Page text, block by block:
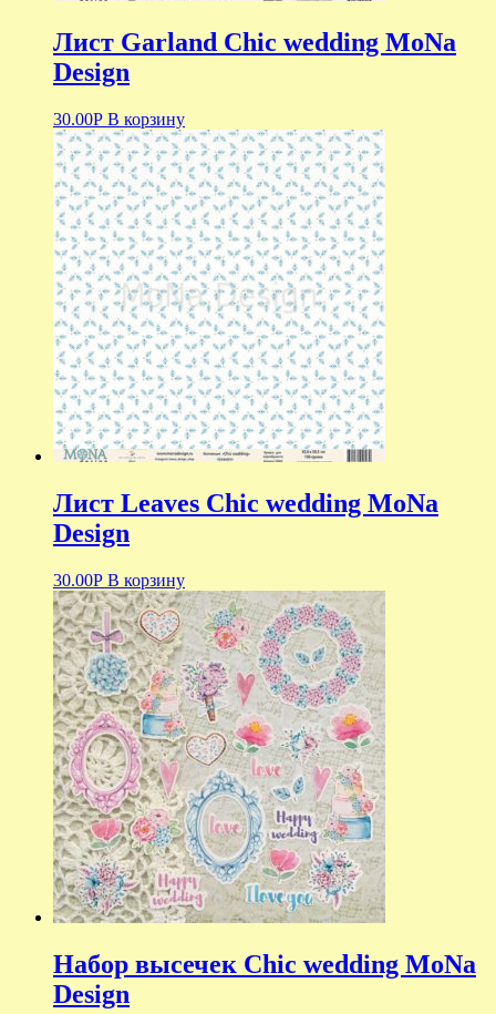
Лист Garland Chic wedding MoNa
Design
30.00Р В корзину
Лист Leaves Chic wedding MoNa
Design
30.00Р В корзину
Набор высечек Chic wedding MoNa
Design